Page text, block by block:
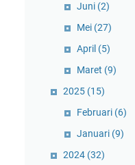
Juni (2)
Mei (27)
April (5)
Maret (9)
2025 (15)
Februari (6)
Januari (9)
2024 (32)